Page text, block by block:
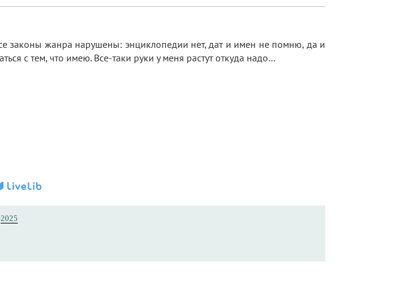
законы жанра нарушены: энциклопедии нет, дат и имен не помню, да и
с тем, что имею. Все-таки руки у меня растут откуда надо…
2025